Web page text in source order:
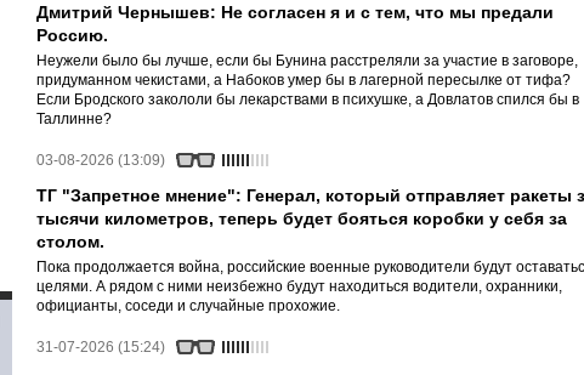
Дмитрий Чернышев: Не согласен я и с тем, что мы предали
Россию.
Неужели было бы лучше, если бы Бунина расстреляли за участие в заговоре,
придуманном чекистами, а Набоков умер бы в лагерной пересылке от тифа?
Если Бродского закололи бы лекарствами в психушке, а Довлатов спился бы в
Таллинне?
03-08-2026 (13:09)
ТГ "Запретное мнение": Генерал, который отправляет ракеты
тысячи километров, теперь будет бояться коробки у себя за
столом.
Пока продолжается война, российские военные руководители будут
целями. А рядом с ними неизбежно будут находиться водители, охранники,
официанты, соседи и случайные прохожие.
31-07-2026 (15:24)